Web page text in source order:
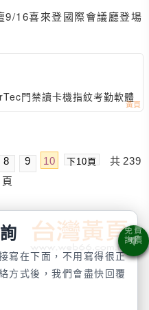
9/16喜來登國際會議廳登場
門禁讀卡機指紋考勤軟體
8 9 10 下10頁 共 239
頁
寫在下面，不用寫得很正
方式後，我們會盡快回覆